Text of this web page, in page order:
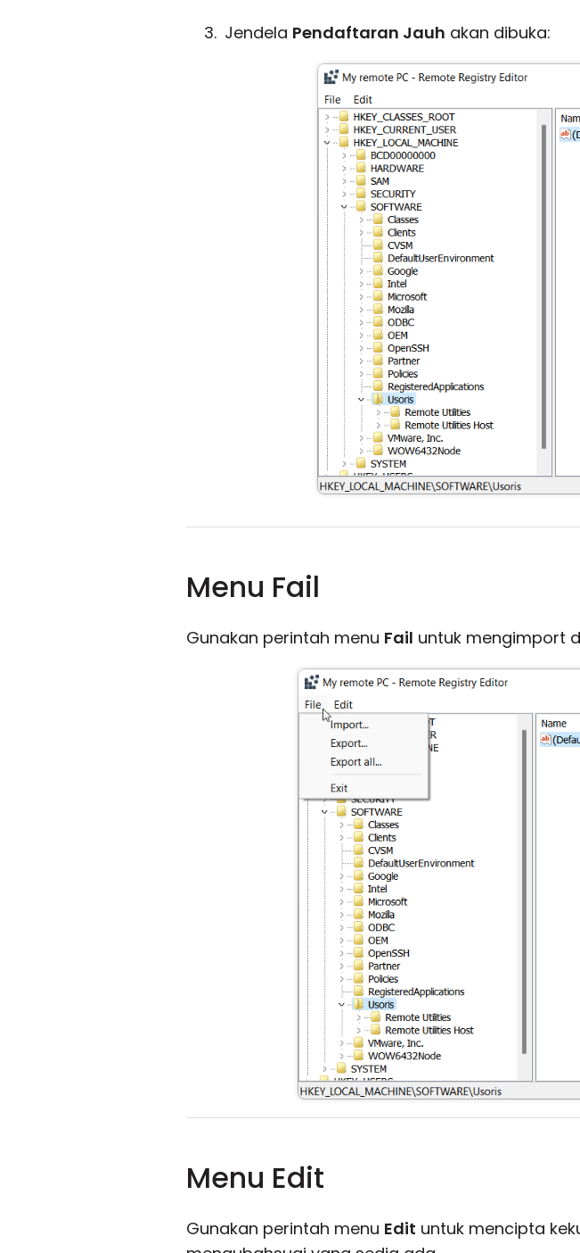
Jendela Pendaftaran Jauh akan dibuka:
Menu Fail
Gunakan perintah menu Fail untuk mengimport
Menu Edit
Gunakan perintah menu Edit untuk mencipta